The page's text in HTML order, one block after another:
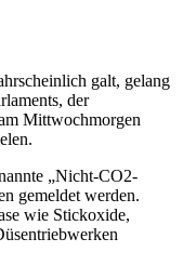
galt, gelang
der
Mittwochmorgen
„Nicht-CO2-
gemeldet werden.
wie Stickoxide,